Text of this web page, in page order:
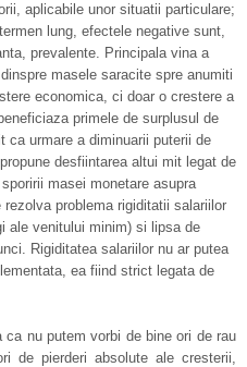
aplicabile unor situatii particulare;
lung, efectele negative sunt,
prevalente. Principala vina a
masele saracite spre anumiti
economica, ci doar o crestere a
primele de surplusul de
ca urmare a diminuarii puterii de
desfiintarea altui mit legat de
masei monetare asupra
problema rigiditatii salariilor
ale venitului minim) si lipsa de
Rigiditatea salariilor nu ar putea
ea fiind strict legata de
ca nu putem vorbi de bine ori de rau
de pierderi absolute ale cresterii,